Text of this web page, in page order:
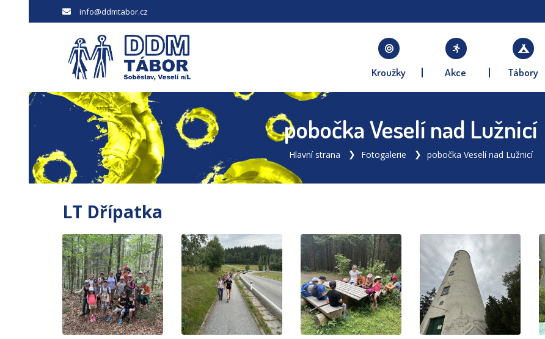
info@ddmtabor.cz
Kroužky Akce Tábory
pobočka Veselí nad Lužnicí
Hlavní strana Fotogalerie pobočka Veselí nad Lužnicí
LT Dřípatka